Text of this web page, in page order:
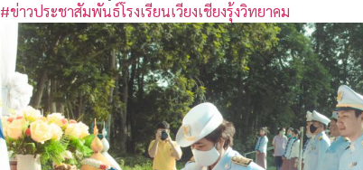
#ข่าวประชาสัมพันธ์โรงเรียนเวียงเชียงรุ้งวิทยาคม